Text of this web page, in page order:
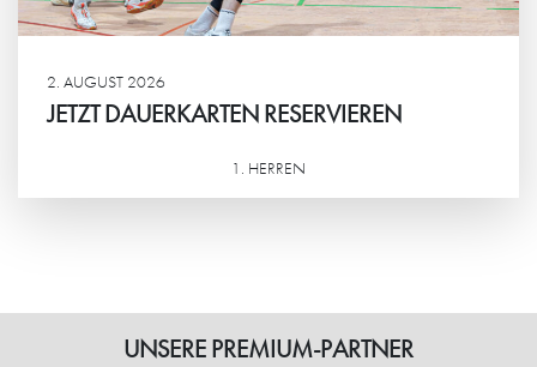
2. AUGUST 2026
JETZT DAUERKARTEN RESERVIEREN
1. HERREN
UNSERE PREMIUM-PARTNER